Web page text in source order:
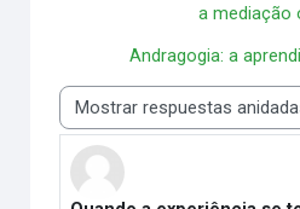
a mediação
Andragogia: a
Mostrar modo